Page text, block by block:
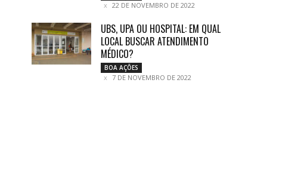
22 DE NOVEMBRO DE 2022
UBS, UPA OU HOSPITAL: EM QUAL
LOCAL BUSCAR ATENDIMENTO
MÉDICO?
BOA AÇÕES
7 DE NOVEMBRO DE 2022